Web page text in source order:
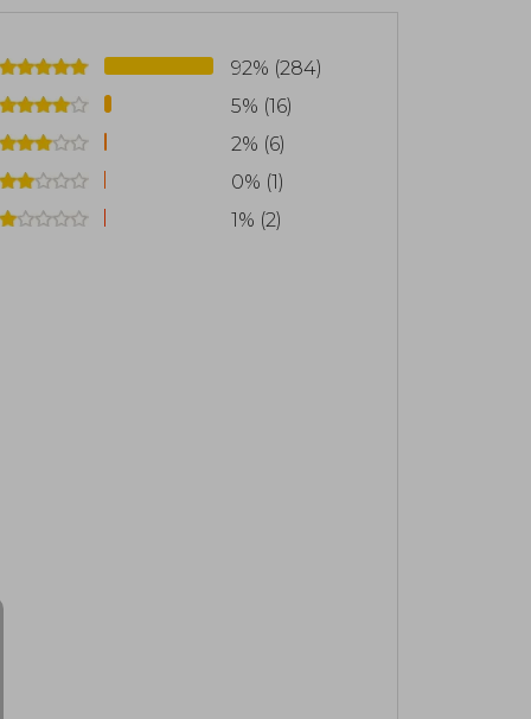
por la pandemia de Covid-19.
ser escritora. Vive en Escocia con su
92% (284)
5% (16)
2% (6)
0% (1)
1% (2)